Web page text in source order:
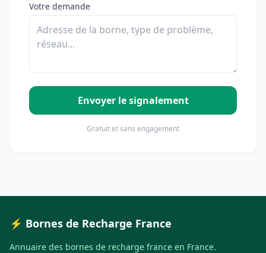
Votre demande
Envoyer le signalement
Gratuit et sans engagement
⚡ Bornes de Recharge France
Annuaire des bornes de recharge france en France.